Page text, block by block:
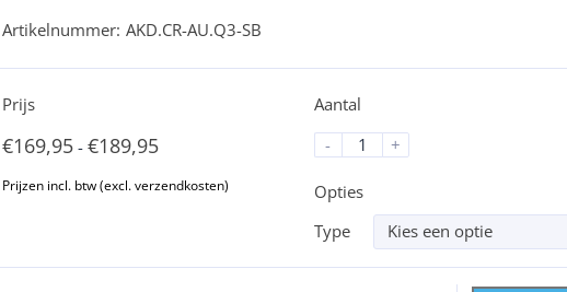
Artikelnummer: AKD.CR-AU.Q3-SB
Prijs
€169,95 - €189,95
Aantal
-
+
Opties
Type
Kies een optie